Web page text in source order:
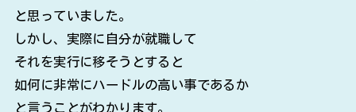
と思っていました。
しかし、実際に自分が就職して
それを実行に移そうとすると
如何に非常にハードルの高い事であるか
と言うことがわかります。